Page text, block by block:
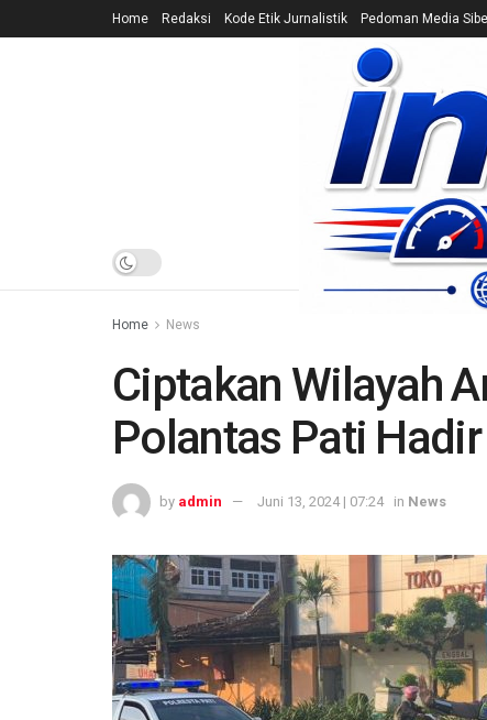
Home Redaksi Kode Etik Jurnalistik Pedoman Media
HOME NEWS
Home News
Ciptakan Wilayah
Polantas Pati Hadir
by admin Juni 13, 2024 | 07:24 in News